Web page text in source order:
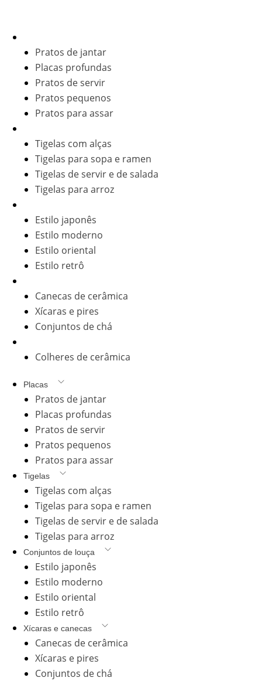
Pratos de jantar
Placas profundas
Pratos de servir
Pratos pequenos
Pratos para assar
Tigelas com alças
Tigelas para sopa e ramen
Tigelas de servir e de salada
Tigelas para arroz
Estilo japonês
Estilo moderno
Estilo oriental
Estilo retrô
Canecas de cerâmica
Xícaras e pires
Conjuntos de chá
Colheres de cerâmica
Placas
Pratos de jantar
Placas profundas
Pratos de servir
Pratos pequenos
Pratos para assar
Tigelas
Tigelas com alças
Tigelas para sopa e ramen
Tigelas de servir e de salada
Tigelas para arroz
Conjuntos de louça
Estilo japonês
Estilo moderno
Estilo oriental
Estilo retrô
Xícaras e canecas
Canecas de cerâmica
Xícaras e pires
Conjuntos de chá